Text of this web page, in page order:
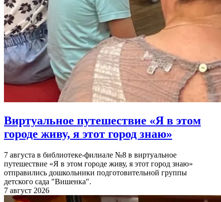
Виртуальное путешествие «Я в этом
городе живу, я этот город знаю»
7 августа в библиотеке-филиале №8 в виртуальное
путешествие «Я в этом городе живу, я этот город знаю»
отправились дошкольники подготовительной группы
детского сада "Вишенка".
7 август 2026